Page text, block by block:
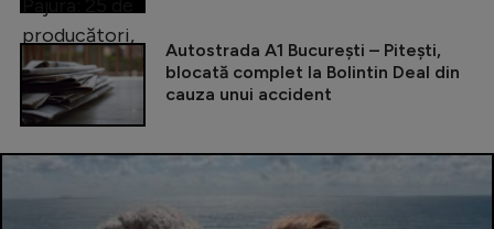
Autostrada A1 București – Pitești,
blocată complet la Bolintin Deal din
cauza unui accident